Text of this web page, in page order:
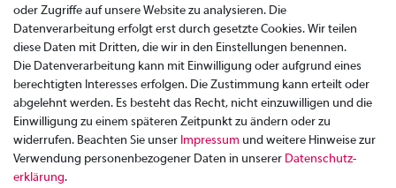
Zahlung
oder Zugriffe auf unsere Website zu analysieren. Die
Datenverarbeitung erfolgt erst durch gesetzte Cookies. Wir teilen
diese Daten mit Dritten, die wir in den Einstellungen benennen.
Die Datenverarbeitung kann mit Einwilligung oder aufgrund eines
berechtigten Interesses erfolgen. Die Zustimmung kann erteilt oder
abgelehnt werden. Es besteht das Recht, nicht einzuwilligen und die
Einwilligung zu einem späteren Zeitpunkt zu ändern oder zu
widerrufen. Beachten Sie unser Impressum und weitere Hinweise zur
Verwendung personenbezogener Daten in unserer Daten­schutz­
erklärung.